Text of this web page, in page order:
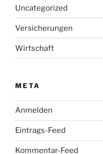
Uncategorized
Versicherungen
Wirtschaft
META
Anmelden
Eintrags-Feed
Kommentar-Feed